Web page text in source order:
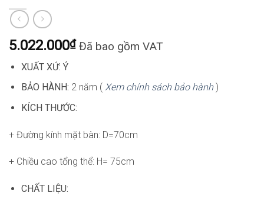
5.022.000₫ Đã bao gồm VAT
XUẤT XỨ: Ý
BẢO HÀNH: 2 năm ( Xem chính sách bảo hành)
KÍCH THƯỚC:
+ Đường kính mặt bàn: D=70cm
+ Chiều cao tổng thể: H= 75cm
CHẤT LIỆU: